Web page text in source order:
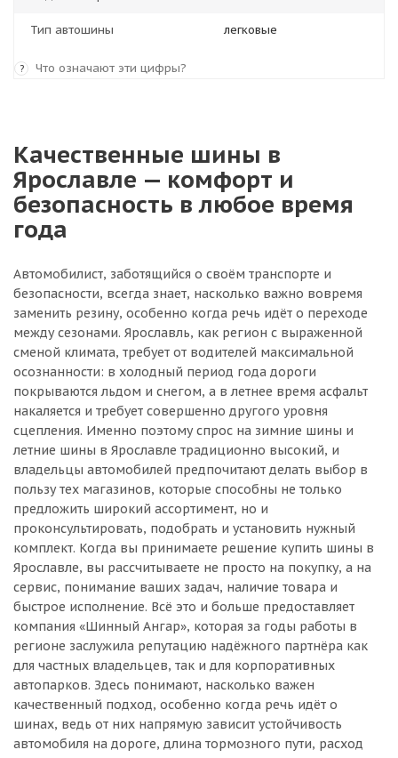
Тип автошины легковые
? Что означают эти цифры?
Качественные шины в
Ярославле — комфорт и
безопасность в любое время
года
Автомобилист, заботящийся о своём транспорте и
безопасности, всегда знает, насколько важно вовремя
заменить резину, особенно когда речь идёт о переходе
между сезонами. Ярославль, как регион с выраженной
сменой климата, требует от водителей максимальной
осознанности: в холодный период года дороги
покрываются льдом и снегом, а в летнее время асфальт
накаляется и требует совершенно другого уровня
сцепления. Именно поэтому спрос на зимние шины и
летние шины в Ярославле традиционно высокий, и
владельцы автомобилей предпочитают делать выбор в
пользу тех магазинов, которые способны не только
предложить широкий ассортимент, но и
проконсультировать, подобрать и установить нужный
комплект. Когда вы принимаете решение купить шины в
Ярославле, вы рассчитываете не просто на покупку, а на
сервис, понимание ваших задач, наличие товара и
быстрое исполнение. Всё это и больше предоставляет
компания «Шинный Ангар», которая за годы работы в
регионе заслужила репутацию надёжного партнёра как
для частных владельцев, так и для корпоративных
автопарков. Здесь понимают, насколько важен
качественный подход, особенно когда речь идёт о
шинах, ведь от них напрямую зависит устойчивость
автомобиля на дороге, длина тормозного пути, расход